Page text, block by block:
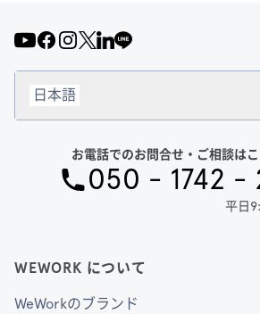
WEWORK について
WeWorkのブランド
お電話でのお問合せ・ご相談は
050 - 1742 -
平日
日本語